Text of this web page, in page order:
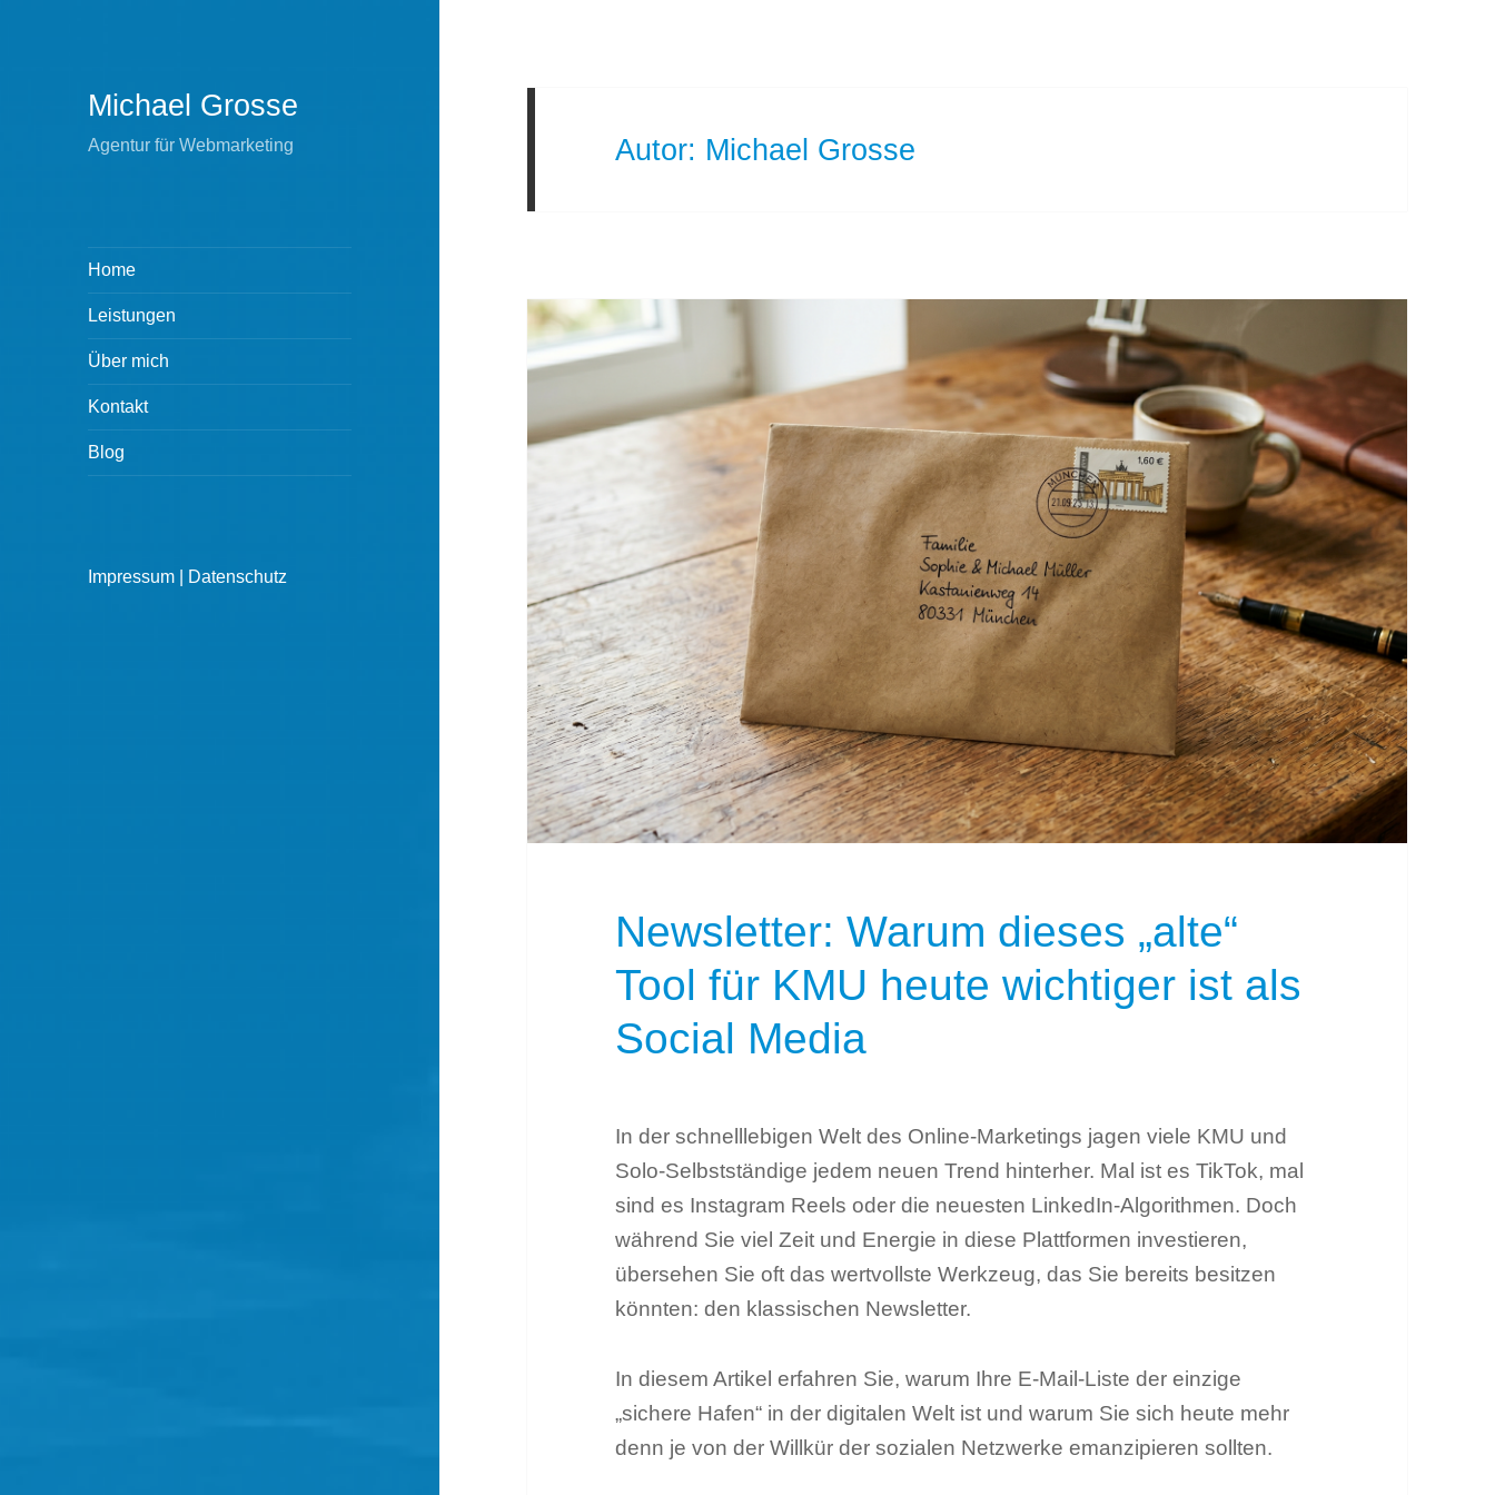
Michael Grosse
Agentur für Webmarketing
Home
Leistungen
Über mich
Kontakt
Blog
Impressum Datenschutz
Autor: Michael Grosse
Newsletter: Warum dieses „alte“
Tool für KMU heute wichtiger ist als
Social Media
In der schnelllebigen Welt des Online-Marketings jagen viele KMU und
Solo-Selbstständige jedem neuen Trend hinterher. Mal ist es TikTok, mal
sind es Instagram Reels oder die neuesten LinkedIn-Algorithmen. Doch
während Sie viel Zeit und Energie in diese Plattformen investieren,
übersehen Sie oft das wertvollste Werkzeug, das Sie bereits besitzen
könnten: den klassischen Newsletter.
In diesem Artikel erfahren Sie, warum Ihre E-Mail-Liste der einzige
„sichere Hafen“ in der digitalen Welt ist und warum Sie sich heute mehr
denn je von der Willkür der sozialen Netzwerke emanzipieren sollten.